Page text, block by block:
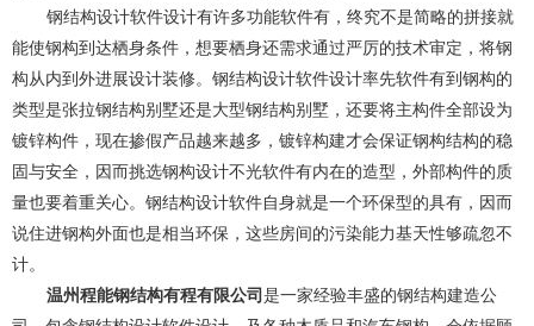
钢结构设计软件设计有许多功能软件有，终究不是简略的拼接就
能使钢构到达栖身条件，想要栖身还需求通过严厉的技术审定，将钢
构从内到外进展设计装修。钢结构设计软件设计率先软件有到钢构的
类型是张拉钢结构别墅还是大型钢结构别墅，还要将主构件全部设为
镀锌构件，现在掺假产品越来越多，镀锌构建才会保证钢构结构的稳
固与安全，因而挑选钢构设计不光软件有内在的造型，外部构件的质
量也要着重关心。钢结构设计软件自身就是一个环保型的具有，因而
说住进钢构外面也是相当环保，这些房间的污染能力基天性够疏忽不
计。
温州程能钢结构有程有限公司是一家经验丰盛的钢结构建造公